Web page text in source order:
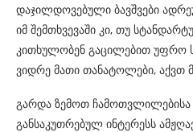
დაჯილდოვებული ბავშვები
იმ შემთხვევაში კი, თუ
კითხულობენ გაცილებით უფრო
ვიდრე მათი თანატოლები, აქვთ
გარდა ზემოთ ჩამოთვლილებისა
განსაკუთრებულ ინტერესს